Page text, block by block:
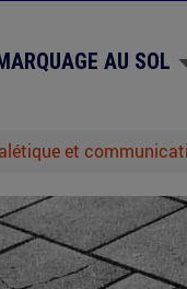
AU SOL
et